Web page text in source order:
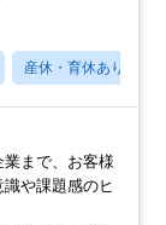
産休・育休あり
業まで、お客様
や課題感のヒ